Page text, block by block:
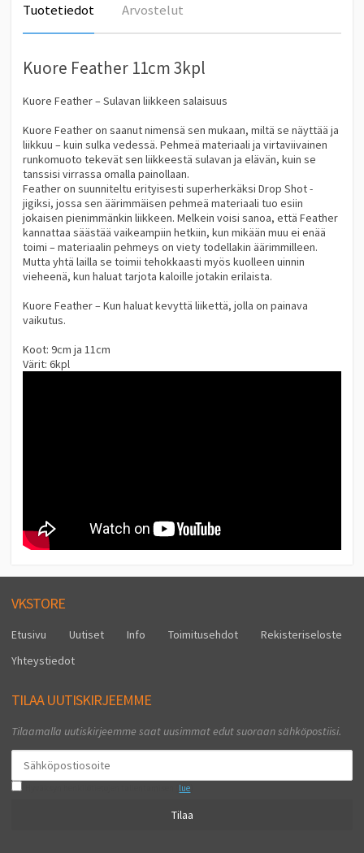
Tuotetiedot Arvostelut
Kuore Feather 11cm 3kpl
Kuore Feather – Sulavan liikkeen salaisuus
Kuore Feather on saanut nimensä sen mukaan, miltä se näyttää ja
liikkuu – kuin sulka vedessä. Pehmeä materiaali ja virtaviivainen
runkomuoto tekevät sen liikkeestä sulavan ja elävän, kuin se
tanssisi virrassa omalla painollaan.
Feather on suunniteltu erityisesti superherkäksi Drop Shot -
jigiksi, jossa sen äärimmäisen pehmeä materiaali tuo esiin
jokaisen pienimmänkin liikkeen. Melkein voisi sanoa, että Feather
kannattaa säästää vaikeampiin hetkiin, kun mikään muu ei enää
toimi – materiaalin pehmeys on viety todellakin äärimmilleen.
Mutta yhtä lailla se toimii tehokkaasti myös kuolleen uinnin
vieheenä, kun haluat tarjota kaloille jotakin erilaista.
Kuore Feather – Kun haluat kevyttä liikettä, jolla on painava
vaikutus.
Koot: 9cm ja 11cm
Värit: 6kpl
VKSTORE
Etusivu Uutiset Info Toimitusehdot
Rekisteriseloste
Yhteystiedot
TILAA UUTISKIRJEEMME
Tilaamalla uutiskirjeemme saat uusimmat edut suoraan sähköpostiisi.
lue
Tilaa